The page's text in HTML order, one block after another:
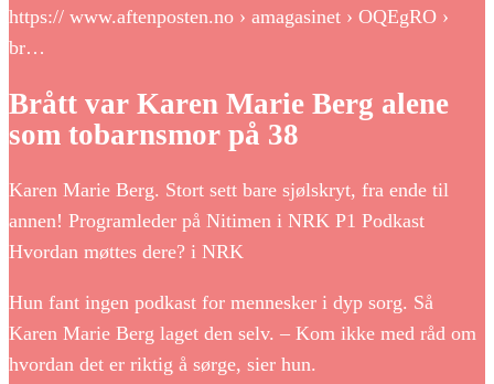
https:// www.aftenposten.no › amagasinet › OQEgRO ›
br…
Brått var Karen Marie Berg alene
som tobarnsmor på 38
Karen Marie Berg. Stort sett bare sjølskryt, fra ende til
annen! Programleder på Nitimen i NRK P1 Podkast
Hvordan møttes dere? i NRK
Hun fant ingen podkast for mennesker i dyp sorg. Så
Karen Marie Berg laget den selv. – Kom ikke med råd om
hvordan det er riktig å sørge, sier hun.